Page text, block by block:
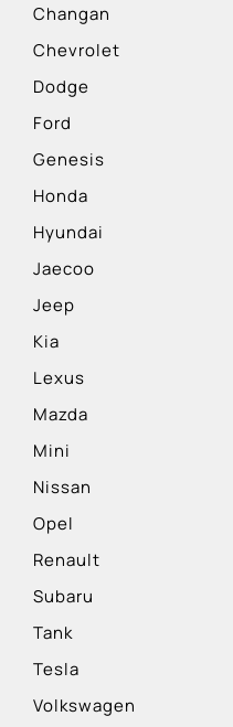
Changan
Chevrolet
Dodge
Ford
Genesis
Honda
Hyundai
Jaecoo
Jeep
Kia
Lexus
Mazda
Mini
Nissan
Opel
Renault
Subaru
Tank
Tesla
Volkswagen